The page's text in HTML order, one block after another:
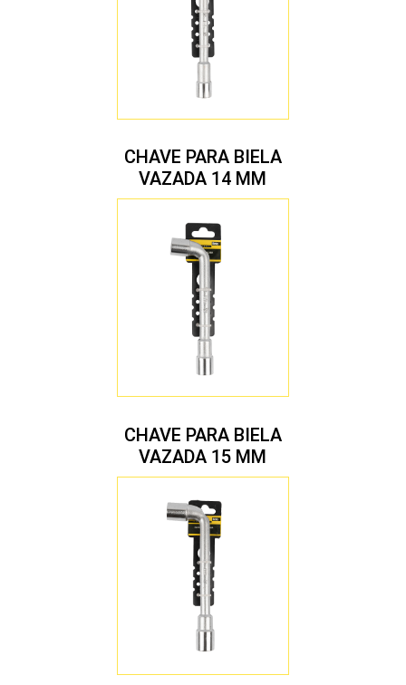
CHAVE PARA BIELA
VAZADA 14 MM
CHAVE PARA BIELA
VAZADA 15 MM